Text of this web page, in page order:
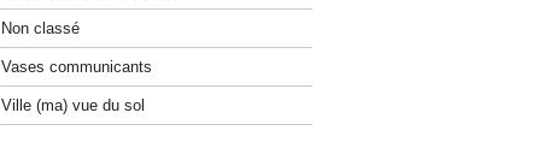
Non classé
Vases communicants
Ville (ma) vue du sol